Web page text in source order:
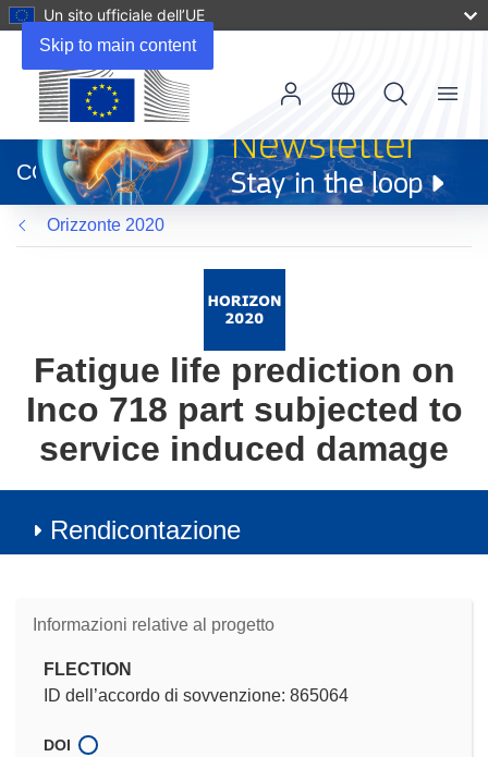
Skip to main content
Un sito ufficiale dell’UE
apre
in
una
nuova
finestra)
CORDIS
Menu
Orizzonte 2020
Fatigue life prediction on
Inco 718 part subjected to
service induced damage
Rendicontazione
Informazioni relative al progetto
FLECTION
ID dell’accordo di sovvenzione: 865064
DOI